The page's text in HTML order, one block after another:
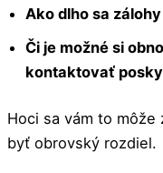
Ako dlho sa
Či je možné si
kontaktovať
Hoci sa vám to
byť obrovský rozdiel.